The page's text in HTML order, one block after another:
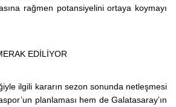
rağmen potansiyelini ortaya koymayı
EDİLİYOR
ilgili kararın sezon sonunda netleşmesi
planlaması hem de Galatasaray’ın